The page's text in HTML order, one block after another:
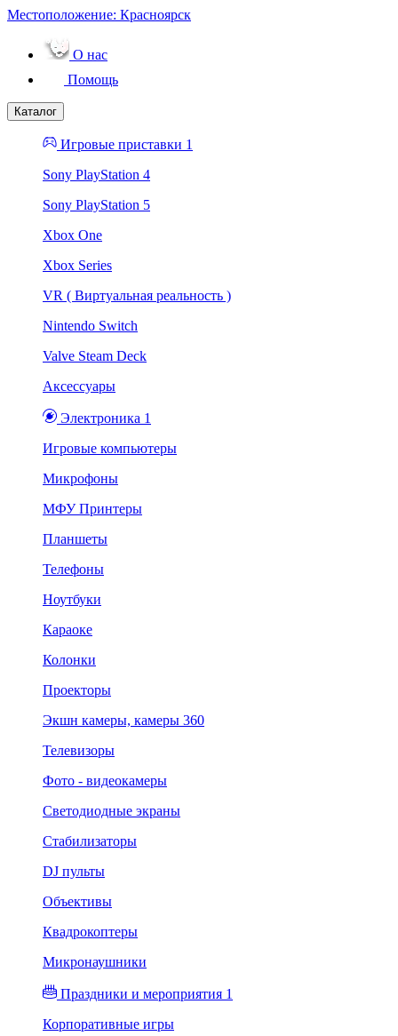
Местоположение: Красноярск
О нас
Помощь
Каталог
Игровые приставки 1
Sony PlayStation 4
Sony PlayStation 5
Xbox One
Xbox Series
VR ( Виртуальная реальность )
Nintendo Switch
Valve Steam Deck
Аксессуары
Электроника 1
Игровые компьютеры
Микрофоны
МФУ Принтеры
Планшеты
Телефоны
Ноутбуки
Караоке
Колонки
Проекторы
Экшн камеры, камеры 360
Телевизоры
Фото - видеокамеры
Светодиодные экраны
Стабилизаторы
DJ пульты
Объективы
Квадрокоптеры
Микронаушники
Праздники и мероприятия 1
Корпоративные игры